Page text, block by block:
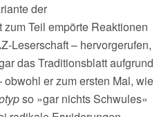
der
Teil empörte Reaktionen
Leserschaft – hervorgerufen,
das Traditionsblatt aufgrund
er zum ersten Mal, wie
so »gar nichts Schwules«